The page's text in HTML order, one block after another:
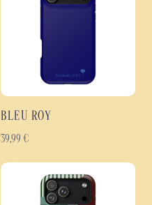
BLEU ROY
39,99 €